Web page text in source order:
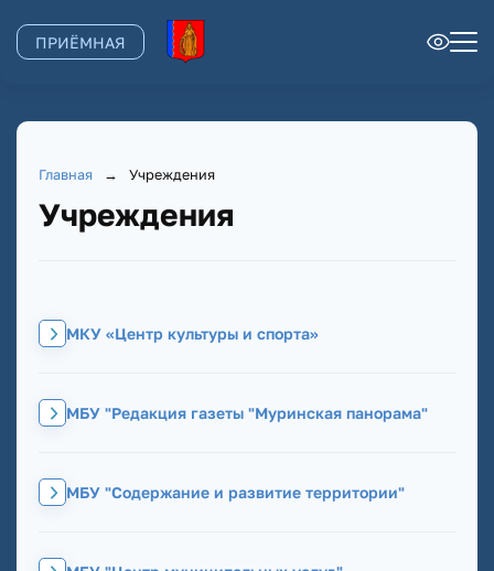
ПРИЁМНАЯ
Главная → Учреждения
Учреждения
МКУ «Центр культуры и спорта»
МБУ "Редакция газеты "Муринская панорама"
МБУ "Содержание и развитие территории"